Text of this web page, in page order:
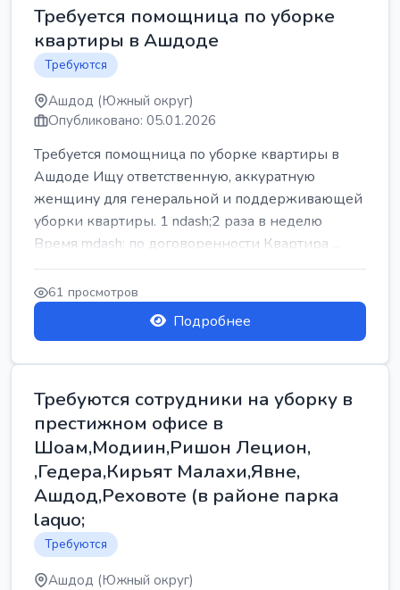
Требуется помощница по уборке
квартиры в Ашдоде
Требуются
Ашдод (Южный округ)
Опубликовано: 05.01.2026
Требуется помощница по уборке квартиры в
Ашдоде Ищу ответственную, аккуратную
женщину для генеральной и поддерживающей
уборки квартиры. 1 ndash;2 раза в неделю
Время mdash; по договоренности Квартира ...
61 просмотров
Подробнее
Требуются сотрудники на уборку в
престижном офисе в
Шоам,Модиин,Ришон Лецион,
,Гедера,Кирьят Малахи,Явне,
Ашдод,Реховоте (в районе парка
laquo;
Требуются
Ашдод (Южный округ)